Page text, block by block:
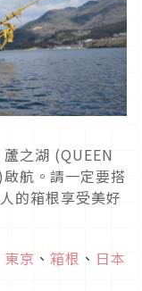
之湖 (QUEEN
航。請一定要搭
的箱根享受美好
東京 、 箱根 、 日本